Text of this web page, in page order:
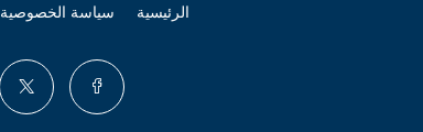
الرئيسية سياسة الخصوصية